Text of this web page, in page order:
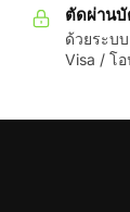
ตัดผ่านบั
ด้วยระบ
Visa / โอ